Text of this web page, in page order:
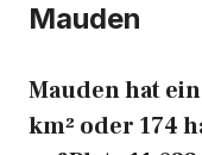
Mauden
Mauden hat
km² oder 174